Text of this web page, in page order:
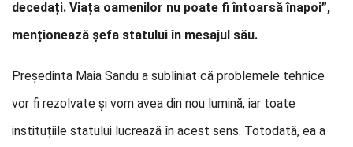
decedați. Viața oamenilor nu poate fi întoarsă înapoi”,
menționează șefa statului în mesajul său.
Președinta Maia Sandu a subliniat că problemele tehnice
vor fi rezolvate și vom avea din nou lumină, iar toate
instituțiile statului lucrează în acest sens. Totodată, ea a